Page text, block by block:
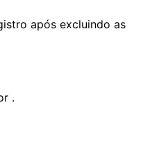
após excluindo as
.